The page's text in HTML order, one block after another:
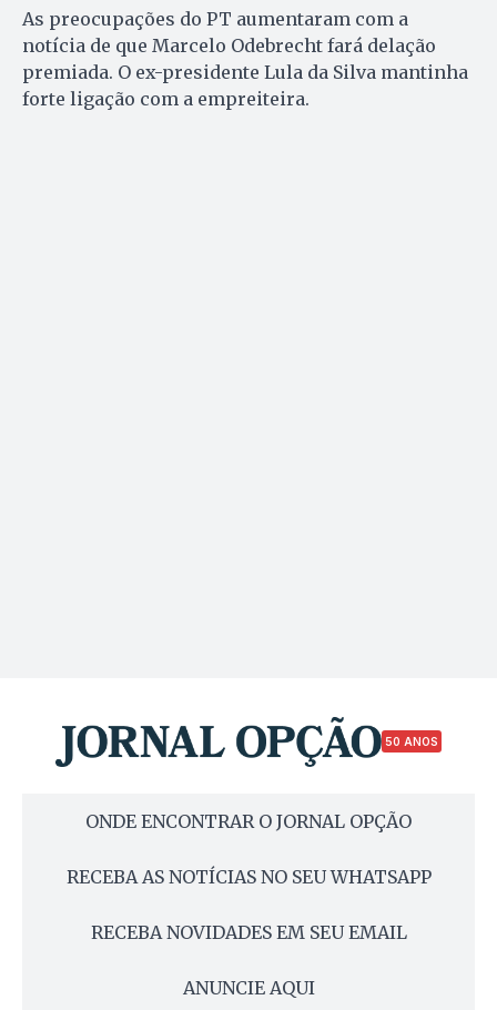
As preocupações do PT aumentaram com a
notícia de que Marcelo Odebrecht fará delação
premiada. O ex-presidente Lula da Silva mantinha
forte ligação com a empreiteira.
50 ANOS
ONDE ENCONTRAR O JORNAL OPÇÃO
RECEBA AS NOTÍCIAS NO SEU WHATSAPP
RECEBA NOVIDADES EM SEU EMAIL
ANUNCIE AQUI